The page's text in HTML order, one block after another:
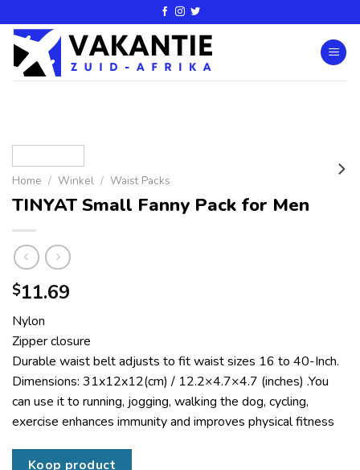
Home / Winkel / Waist Packs
TINYAT Small Fanny Pack for Men
$11.69
Nylon
Zipper closure
Durable waist belt adjusts to fit waist sizes 16 to 40-Inch.
Dimensions: 31x12x12(cm) / 12.2×4.7×4.7 (inches) .You
can use it to running, jogging, walking the dog, cycling,
exercise enhances immunity and improves physical fitness
Koop product